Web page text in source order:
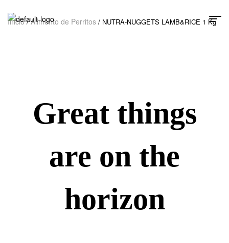
Inicio/Alimento de Perritos / NUTRA-NUGGETS LAMB&RICE 1 Kg
Great things
are on the
horizon